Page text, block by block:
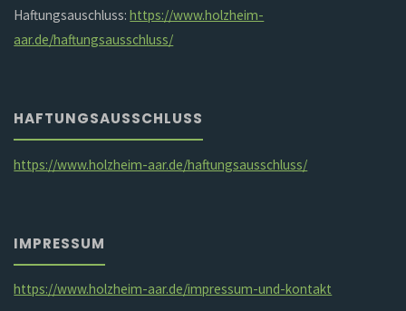
Haftungsauschluss:https://www.holzheim-
aar.de/haftungsausschluss/
HAFTUNGSAUSSCHLUSS
https://www.holzheim-aar.de/haftungsausschluss/
IMPRESSUM
https://www.holzheim-aar.de/impressum-und-kontakt